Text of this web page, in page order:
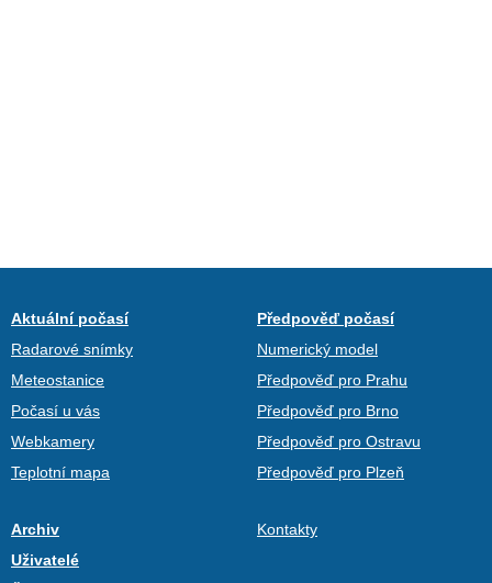
Aktuální počasí
Radarové snímky
Meteostanice
Počasí u vás
Webkamery
Teplotní mapa
Předpověď počasí
Numerický model
Předpověď pro Prahu
Předpověď pro Brno
Předpověď pro Ostravu
Předpověď pro Plzeň
Archiv
Uživatelé
Kontakty